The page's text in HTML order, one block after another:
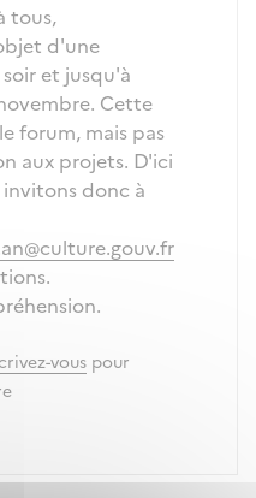
tous,
d'une
et jusqu'à
Cette
forum, mais pas
aux projets. D'ici
donc à
vous pour